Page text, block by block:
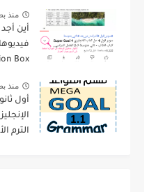
منذ
أين
Box
منذ
أول